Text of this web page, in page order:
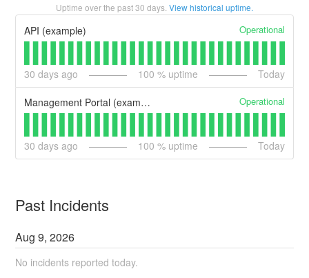
Uptime over the past30 days. View historical uptime.
API (example) Operational
30 days ago 100 % uptime Today
Management Portal (example) Operational
30 days ago 100 % uptime Today
Past Incidents
Aug9,2026
No incidents reported today.